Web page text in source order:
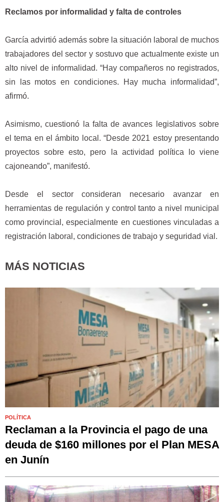
Reclamos por informalidad y falta de controles
García advirtió además sobre la situación laboral de muchos
trabajadores del sector y sostuvo que actualmente existe un
alto nivel de informalidad. “Hay compañeros no registrados,
sin las motos en condiciones. Hay mucha informalidad”,
afirmó.
Asimismo, cuestionó la falta de avances legislativos sobre
el tema en el ámbito local. “Desde 2021 estoy presentando
proyectos sobre esto, pero la actividad política lo viene
cajoneando”, manifestó.
Desde el sector consideran necesario avanzar en
herramientas de regulación y control tanto a nivel municipal
como provincial, especialmente en cuestiones vinculadas a
registración laboral, condiciones de trabajo y seguridad vial.
MÁS NOTICIAS
POLÍTICA
Reclaman a la Provincia el pago de una
deuda de $160 millones por el Plan MESA
en Junín